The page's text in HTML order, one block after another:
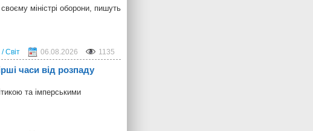
міністрі оборони, пишуть
Світ 06.08.2026 1135
часи від розпаду
та імперськими